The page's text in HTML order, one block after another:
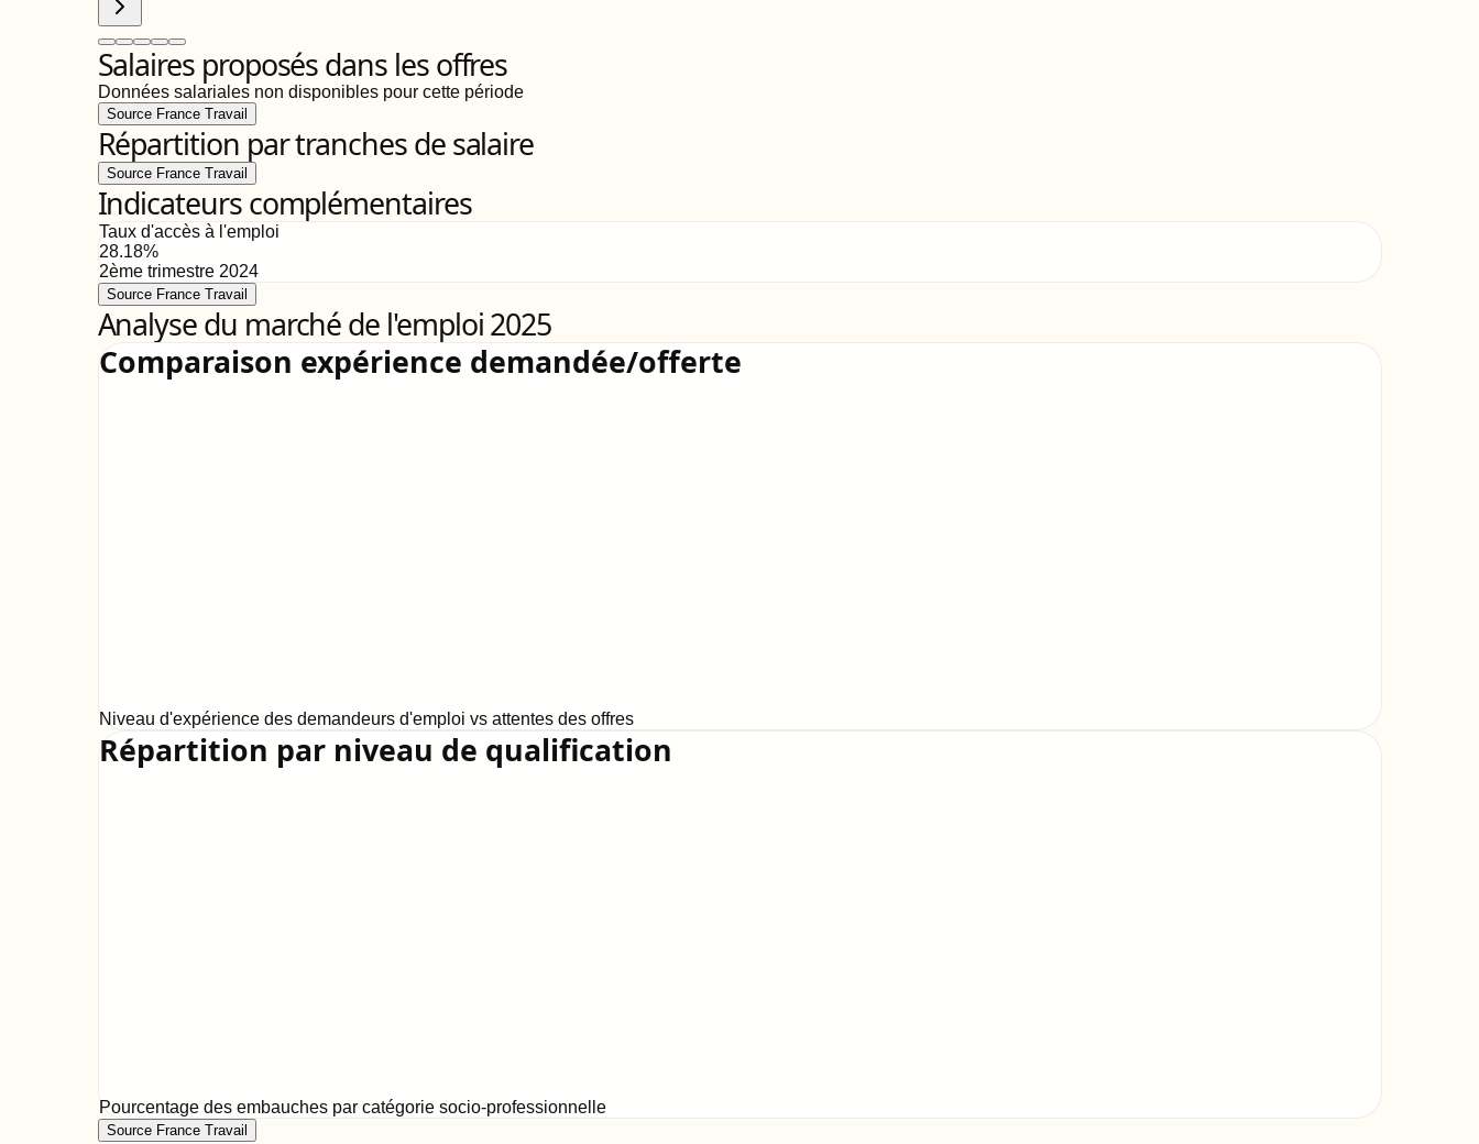
Salaires proposés dans les offres
Données salariales non disponibles pour cette période
Source France Travail
Répartition par tranches de salaire
Source France Travail
Indicateurs complémentaires
Taux d'accès à l'emploi
28.18%
2ème trimestre 2024
Source France Travail
Analyse du marché de l'emploi 2025
Comparaison expérience demandée/offerte
Niveau d'expérience des demandeurs d'emploi vs attentes des offres
Répartition par niveau de qualification
Pourcentage des embauches par catégorie socio-professionnelle
Source France Travail